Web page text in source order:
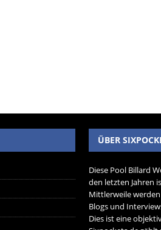
ÜBER
Diese Pool Billard
den letzten Jahren
Mittlerweile
Blogs und
Dies ist eine